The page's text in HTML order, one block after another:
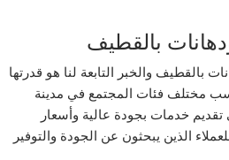
بالقطيف
والخبر التابعة لنا هو قدرتها
مختلف فئات المجتمع في مدينة
خدمات بجودة عالية وأسعار
الذين يبحثون عن الجودة والتوفير